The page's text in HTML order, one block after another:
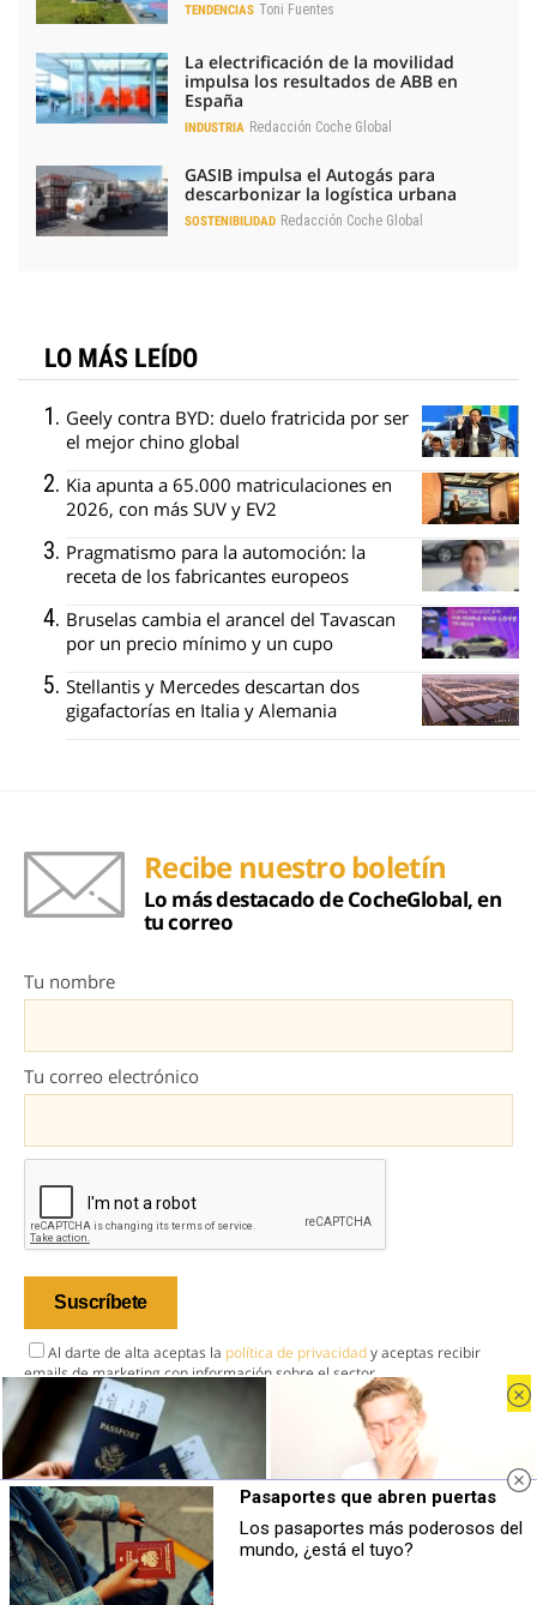
TENDENCIAS Toni Fuentes
La electrificación de la movilidad
impulsa los resultados de ABB en
España
INDUSTRIA Redacción Coche Global
GASIB impulsa el Autogás para
descarbonizar la logística urbana
SOSTENIBILIDAD Redacción Coche Global
LO MÁS LEÍDO
Geely contra BYD: duelo fratricida por ser
el mejor chino global
Kia apunta a 65.000 matriculaciones en
2026, con más SUV y EV2
Pragmatismo para la automoción: la
receta de los fabricantes europeos
Bruselas cambia el arancel del Tavascan
por un precio mínimo y un cupo
Stellantis y Mercedes descartan dos
gigafactorías en Italia y Alemania
Recibe nuestro boletín
Lo más destacado de CocheGlobal, en
tu correo
Tu nombre
Tu correo electrónico
Al darte de alta aceptas la política de privacidady aceptas recibir
emails de marketing con información sobre el sector.
Inicio
Industria
Mercado
¿El tuyo está en la lista?
Top pasaportes que te dejan viajar sin
visado
¿Por qué se contagia?
El bostezo es más social de lo que
Pasaportes que abren puertas
Los pasaportes más poderosos del
mundo, ¿está el tuyo?